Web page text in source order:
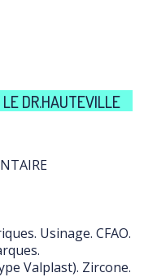
DR.HAUTEVILLE
Usinage. CFAO.
Valplast). Zircone.